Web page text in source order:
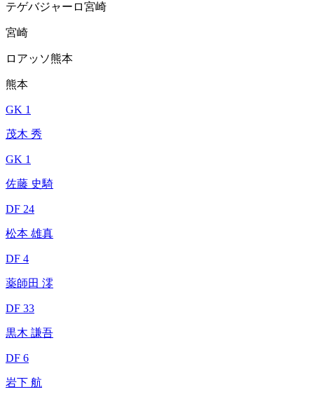
テゲバジャーロ宮崎
宮崎
ロアッソ熊本
熊本
GK 1
茂木 秀
GK 1
佐藤 史騎
DF 24
松本 雄真
DF 4
薬師田 澪
DF 33
黒木 謙吾
DF 6
岩下 航